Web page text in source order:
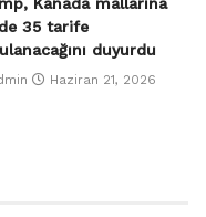
35 tarife
duyurdu
Haziran 21, 2026